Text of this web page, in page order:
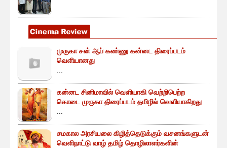
முருகா சன் ஆப் கண்ணு கன்னட திரைப்படம்
வெளியானது
...
கன்னட சினிமாவில் வெளியாகி வெற்றிபெற்ற
கொடை முருகா திரைப்படம் தமிழில் வெளியாகிறது
...
சமகால அரசியலை கிழித்தெடுக்கும் வசனங்களுடன்
வெளிநாட்டு வாழ் தமிழ் தொழிலாளர்களின்